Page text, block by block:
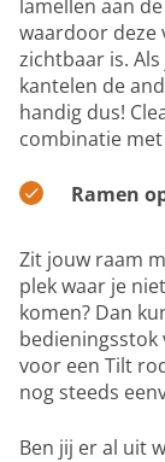
lamellen aan
waardoor deze
zichtbaar is.
kantelen de
handig dus!
combinatie
Ramen
Zit jouw raam
plek waar je
komen? Dan
bedieningsstok
voor een Tilt
nog steeds
Ben jij er al uit